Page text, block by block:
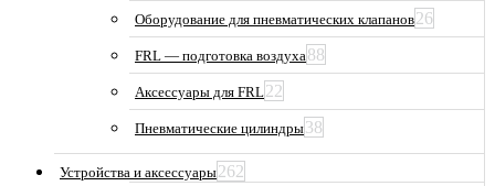
Оборудование для пневматических клапанов26
FRL — подготовка воздуха88
Аксессуары для FRL22
Пневматические цилиндры38
Устройства и аксессуары262